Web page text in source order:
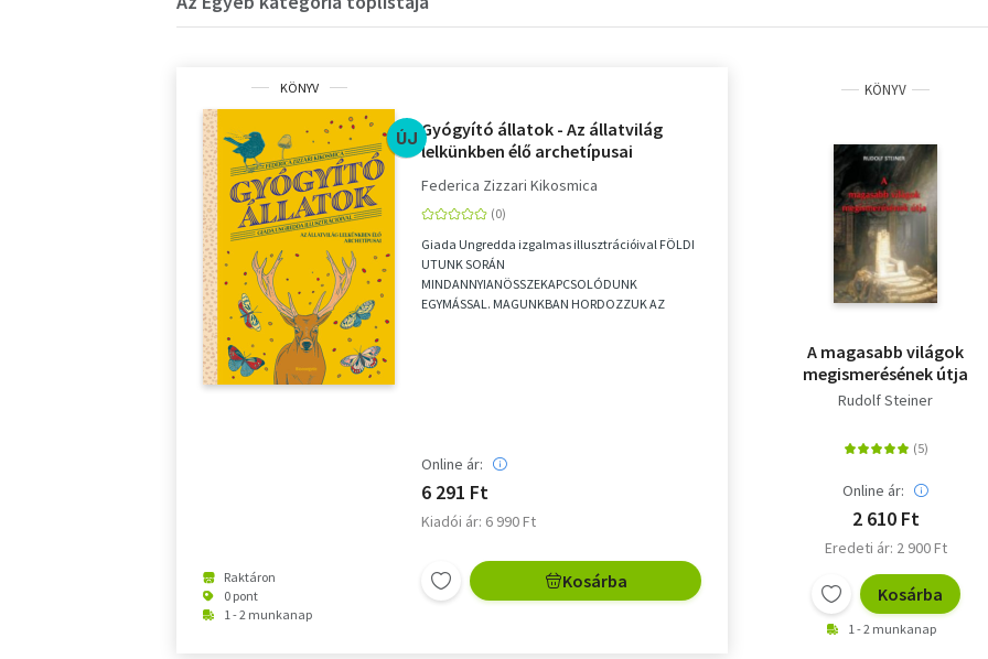
KÖNYV
ÚJ
Raktáron
0 pont
1 - 2 munkanap
Gyógyító állatok - Az állatvilág
lelkünkben élő archetípusai
Federica Zizzari Kikosmica
Giada Ungredda izgalmas illusztrációival FÖLDI
UTUNK SORÁN
MINDANNYIANÖSSZEKAPCSOLÓDUNK
EGYMÁSSAL. MAGUNKBAN HORDOZZUK AZ
Online ár:
6 291 Ft
Kiadói ár: 6 990 Ft
Kosárba
KÖNYV
A magasabb világok
megismerésének útja
Rudolf Steiner
Online ár:
2 610 Ft
Eredeti ár: 2 900 Ft
Kosárba
1 - 2 munkanap